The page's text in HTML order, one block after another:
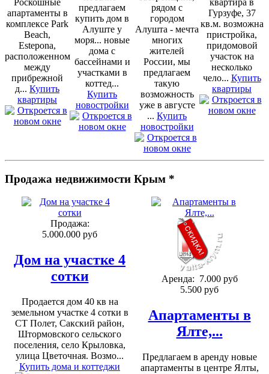
Роскошные
апартаменты в
комплексе Park
Beach,
Estepona,
расположенном
между
прибрежной
д... Купить
квартиры
предлагаем
купить дом в
Алуште у
моря... новые
дома с
бассейнами и
участками в
коттед...
Купить
новостройки
рядом с
городом
Алушта - мечта
многих
жителей
России, мы
предлагаем
такую
возможность
уже в августе
... Купить
новостройки
квартира в
Гурзуфе, 37
кв.м. возможна
пристройка,
придомовой
участок на
несколько
чело... Купить
квартиры
Продажа недвижимости Крым *
Продажа:
5.000.000 руб
Дом на участке 4
сотки
Продается дом 40 кв на
земельном участке 4 сотки в
СТ Полет, Сакский район,
Штормовского сельского
поселения, село Крыловка,
улица Цветочная. Возмо...
Купить дома и коттеджи
Аренда: 7.000 руб
5.500 руб
Апартаменты в
Ялте,...
Предлагаем в аренду новые
апартаменты в центре Ялты,